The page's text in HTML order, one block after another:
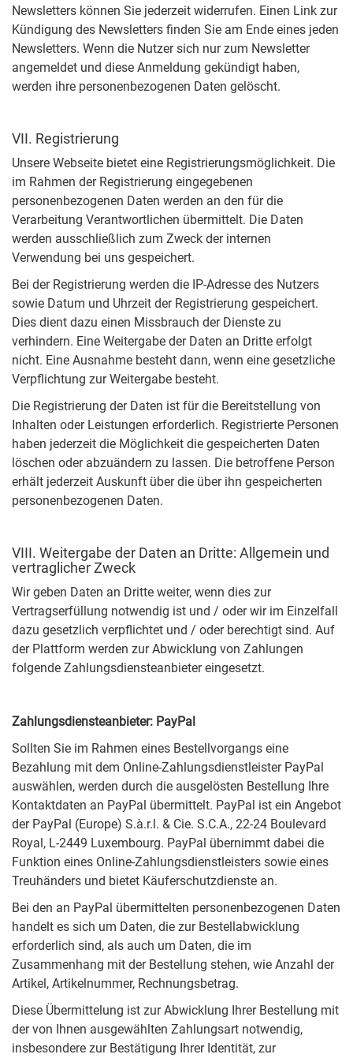
Newsletters können Sie jederzeit widerrufen. Einen Link zur
Kündigung des Newsletters finden Sie am Ende eines jeden
Newsletters. Wenn die Nutzer sich nur zum Newsletter
angemeldet und diese Anmeldung gekündigt haben,
werden ihre personenbezogenen Daten gelöscht.
VII. Registrierung
Unsere Webseite bietet eine Registrierungsmöglichkeit. Die
im Rahmen der Registrierung eingegebenen
personenbezogenen Daten werden an den für die
Verarbeitung Verantwortlichen übermittelt. Die Daten
werden ausschließlich zum Zweck der internen
Verwendung bei uns gespeichert.
Bei der Registrierung werden die IP-Adresse des Nutzers
sowie Datum und Uhrzeit der Registrierung gespeichert.
Dies dient dazu einen Missbrauch der Dienste zu
verhindern. Eine Weitergabe der Daten an Dritte erfolgt
nicht. Eine Ausnahme besteht dann, wenn eine gesetzliche
Verpflichtung zur Weitergabe besteht.
Die Registrierung der Daten ist für die Bereitstellung von
Inhalten oder Leistungen erforderlich. Registrierte Personen
haben jederzeit die Möglichkeit die gespeicherten Daten
löschen oder abzuändern zu lassen. Die betroffene Person
erhält jederzeit Auskunft über die über ihn gespeicherten
personenbezogenen Daten.
VIII. Weitergabe der Daten an Dritte: Allgemein und
vertraglicher Zweck
Wir geben Daten an Dritte weiter, wenn dies zur
Vertragserfüllung notwendig ist und / oder wir im Einzelfall
dazu gesetzlich verpflichtet und / oder berechtigt sind. Auf
der Plattform werden zur Abwicklung von Zahlungen
folgende Zahlungsdiensteanbieter eingesetzt.
Zahlungsdiensteanbieter: PayPal
Sollten Sie im Rahmen eines Bestellvorgangs eine
Bezahlung mit dem Online-Zahlungsdienstleister PayPal
auswählen, werden durch die ausgelösten Bestellung Ihre
Kontaktdaten an PayPal übermittelt. PayPal ist ein Angebot
der PayPal (Europe) S.à.r.l. & Cie. S.C.A., 22-24 Boulevard
Royal, L-2449 Luxembourg. PayPal übernimmt dabei die
Funktion eines Online-Zahlungsdienstleisters sowie eines
Treuhänders und bietet Käuferschutzdienste an.
Bei den an PayPal übermittelten personenbezogenen Daten
handelt es sich um Daten, die zur Bestellabwicklung
erforderlich sind, als auch um Daten, die im
Zusammenhang mit der Bestellung stehen, wie Anzahl der
Artikel, Artikelnummer, Rechnungsbetrag.
Diese Übermittelung ist zur Abwicklung Ihrer Bestellung mit
der von Ihnen ausgewählten Zahlungsart notwendig,
insbesondere zur Bestätigung Ihrer Identität, zur